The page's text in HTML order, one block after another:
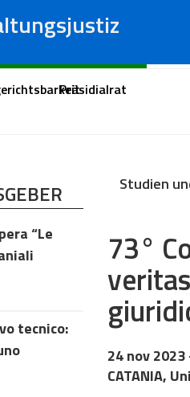
Verwaltungsgerichte
des BürgersPräsidialrat
“Le
tecnico:
Studien
73°
24 nov 2023
CATANIA,